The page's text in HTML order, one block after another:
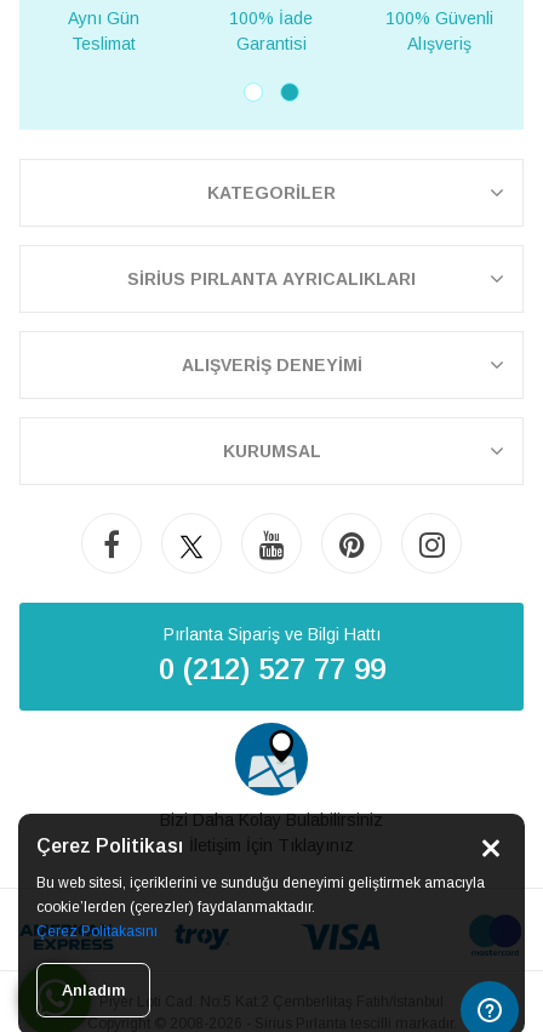
Çerez Politikası
Bu web sitesi, içeriklerini ve sunduğu deneyimi geliştirmek amacıyla
cookie’lerden (çerezler) faydalanmaktadır.
Çerez Politakasını
Anladım
100% İade
Garantisi
100% Güvenli
Alışveriş
Yurt Dışına
Teslimat
KATEGORİLER
SİRİUS PIRLANTA AYRICALIKLARI
ALIŞVERİŞ DENEYİMİ
KURUMSAL
Pırlanta Sipariş ve Bilgi Hattı
0 (212) 527 77 99
Bizi Daha Kolay Bulabilirsiniz
İletişim İçin Tıklayınız